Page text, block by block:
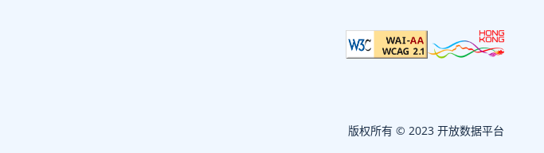
版权所有 © 2023 开放数据平台